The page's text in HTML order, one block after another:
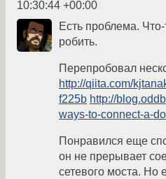
10:30:44 +00:00
Есть проблема.
робить.
Перепробовал
http://qiita.com/
f225b http://
ways-to-connect-a-
Понравился еще
он не прерывает
сетевого моста. Но